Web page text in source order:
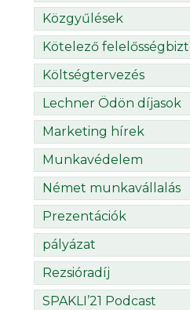
Közgyűlések
Kötelező
Költségtervezés
Lechner Ödön díjasok
Marketing hírek
Munkavédelem
Német munkavállalás
Prezentációk
pályázat
Rezsióradíj
SPAKLI’21 Podcast